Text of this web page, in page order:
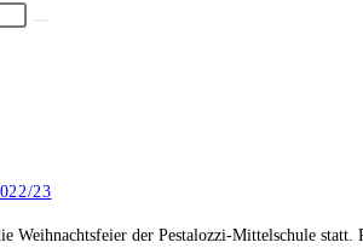
23
Weihnachtsfeier der Pestalozzi-Mittelschule